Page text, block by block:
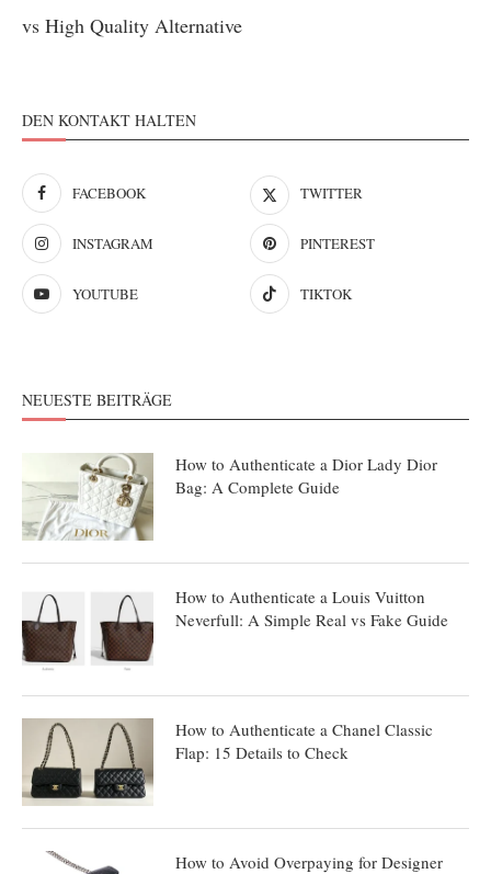
vs High Quality Alternative
DEN KONTAKT HALTEN
FACEBOOK TWITTER
INSTAGRAM PINTEREST
YOUTUBE TIKTOK
NEUESTE BEITRÄGE
How to Authenticate a Dior Lady Dior
Bag: A Complete Guide
How to Authenticate a Louis Vuitton
Neverfull: A Simple Real vs Fake Guide
How to Authenticate a Chanel Classic
Flap: 15 Details to Check
How to Avoid Overpaying for Designer